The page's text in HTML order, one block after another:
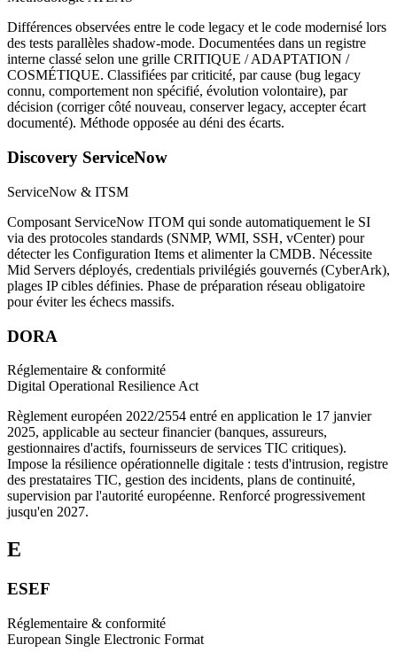
Différences observées entre le code legacy et le code modernisé lors
des tests parallèles shadow-mode. Documentées dans un registre
interne classé selon une grille CRITIQUE / ADAPTATION /
COSMÉTIQUE. Classifiées par criticité, par cause (bug legacy
connu, comportement non spécifié, évolution volontaire), par
décision (corriger côté nouveau, conserver legacy, accepter écart
documenté). Méthode opposée au déni des écarts.
Discovery ServiceNow
ServiceNow & ITSM
Composant ServiceNow ITOM qui sonde automatiquement le SI
via des protocoles standards (SNMP, WMI, SSH, vCenter) pour
détecter les Configuration Items et alimenter la CMDB. Nécessite
Mid Servers déployés, credentials privilégiés gouvernés (CyberArk),
plages IP cibles définies. Phase de préparation réseau obligatoire
pour éviter les échecs massifs.
DORA
Réglementaire & conformité
Digital Operational Resilience Act
Règlement européen 2022/2554 entré en application le 17 janvier
2025, applicable au secteur financier (banques, assureurs,
gestionnaires d'actifs, fournisseurs de services TIC critiques).
Impose la résilience opérationnelle digitale : tests d'intrusion, registre
des prestataires TIC, gestion des incidents, plans de continuité,
supervision par l'autorité européenne. Renforcé progressivement
jusqu'en 2027.
E
ESEF
Réglementaire & conformité
European Single Electronic Format